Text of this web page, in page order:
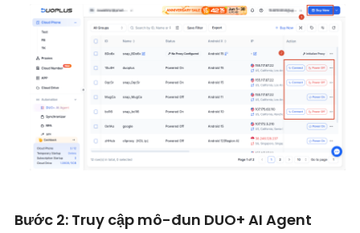
Bước 2: Truy cập mô-đun DUO+ AI Agent